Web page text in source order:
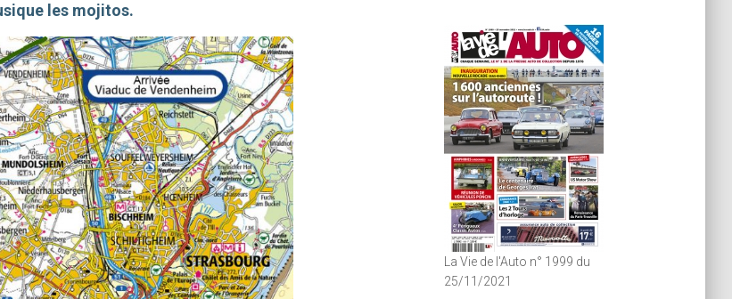
les mojitos.
La Vie de l'Auto n° 1999 du
25/11/2021